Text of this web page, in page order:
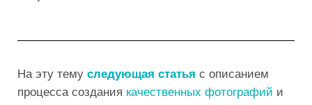
На эту тему следующая статья с описанием
процесса создания качественных фотографий и